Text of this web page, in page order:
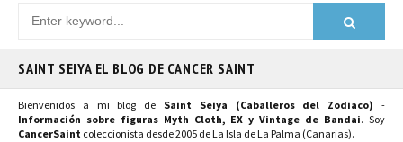
SAINT SEIYA EL BLOG DE CANCER SAINT
Bienvenidos a mi blog de Saint Seiya (Caballeros del Zodiaco) -
Información sobre figuras Myth Cloth, EX y Vintage de Bandai. Soy
CancerSaint coleccionista desde 2005 de La Isla de La Palma (Canarias).